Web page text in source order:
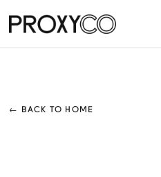
← BACK TO HOME